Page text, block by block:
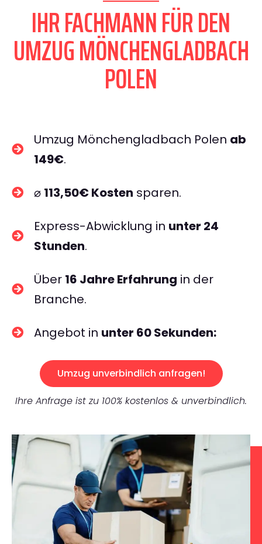
IHR FACHMANN FÜR DEN
UMZUG MÖNCHENGLADBACH
POLEN
Umzug Mönchengladbach Polen ab
149€.
⌀ 113,50€ Kosten sparen.
Express-Abwicklung in unter 24
Stunden.
Über 16 Jahre Erfahrung in der
Branche.
Angebot in unter 60 Sekunden:
Umzug unverbindlich anfragen!
Ihre Anfrage ist zu 100% kostenlos & unverbindlich.